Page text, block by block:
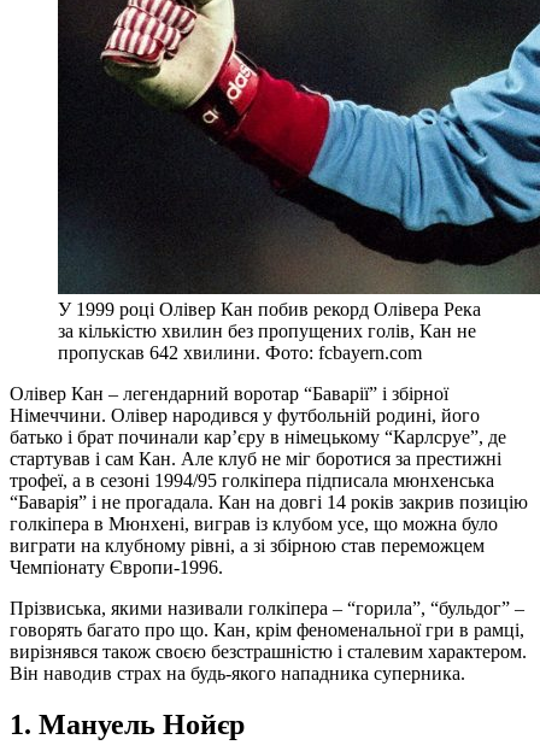
У 1999 році Олівер Кан побив рекорд Олівера Река
за кількістю хвилин без пропущених голів, Кан не
пропускав 642 хвилини. Фото: fcbayern.com
Олівер Кан – легендарний воротар “Баварії” і збірної
Німеччини. Олівер народився у футбольній родині, його
батько і брат починали кар’єру в німецькому “Карлсруе”, де
стартував і сам Кан. Але клуб не міг боротися за престижні
трофеї, а в сезоні 1994/95 голкіпера підписала мюнхенська
“Баварія” і не прогадала. Кан на довгі 14 років закрив позицію
голкіпера в Мюнхені, виграв із клубом усе, що можна було
виграти на клубному рівні, а зі збірною став переможцем
Чемпіонату Європи-1996.
Прізвиська, якими називали голкіпера – “горила”, “бульдог” –
говорять багато про що. Кан, крім феноменальної гри в рамці,
вирізнявся також своєю безстрашністю і сталевим характером.
Він наводив страх на будь-якого нападника суперника.
1. Мануель Нойєр